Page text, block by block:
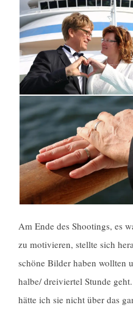
Am Ende des Shootings, es
zu motivieren, stellte sich
schöne Bilder haben wollten
halbe/ dreiviertel Stunde
hätte ich sie nicht über das